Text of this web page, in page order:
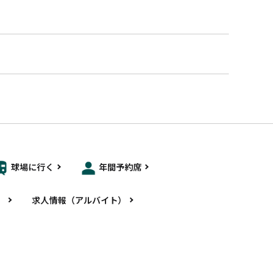
球場に行く 年間予約席
求人情報（アルバイト）